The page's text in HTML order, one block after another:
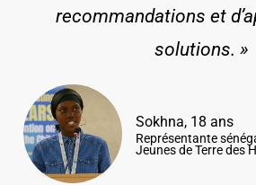
recommandations et
solutions. »
Sokhna, 18 ans
Représentante
Jeunes de Terre des